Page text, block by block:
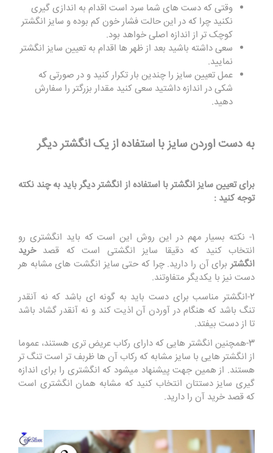
وقتی که دست های شما سرد است اقدام به اندازی گیری
نکنید چرا که در این حالت فشار خون کم بوده و سایز انگشتر
کوچک تر از اندازه اصلی خواهد بود.
سعی داشته باشید بعد از ظهر ها اقدام به تعیین سایز انگشتر
نمایید.
عمل تعیین سایز را چندین بار تکرار کنید و در صورتی که
شکی در اندازه داشتید سعی کنید مقدار بزرگتر را سفارش
دهید.
به دست اوردن سایز با استفاده از یک انگشتر دیگر
برای تعیین سایز انگشتر با استفاده از انگشتر دیگر باید به چند نکته
توجه کنید :
1- نکته بسیار مهم در این روش این است که باید انگشتری رو
انتخاب کنید که دقیقا سایز انگشتی است که قصدخرید
انگشتر برای آن را دارید. چرا که حتی سایز انگشت های مشابه هر
دست نیز با یکدیگر متفاوتند.
2-انگشتر مناسب برای دست باید به گونه ای باشد که نه آنقدر
تنگ باشد که هنگام در آوردن آن اذیت کند و نه آنقدر گشاد باشد
تا از دست بیفتد.
3-همچنین انگشتر هایی که دارای رکاب عریض تری هستند، عموما
از انگشتر هایی با سایز مشابه که رکاب آن ها ظربف تر است تنگ تر
هستند. از همین جهت پیشنهاد میشود که انگشتری را برای اندازه
گیری سایز دستتان انتخاب کنید که مشابه همان انگشتری است
که قصد خرید آن را دارید.